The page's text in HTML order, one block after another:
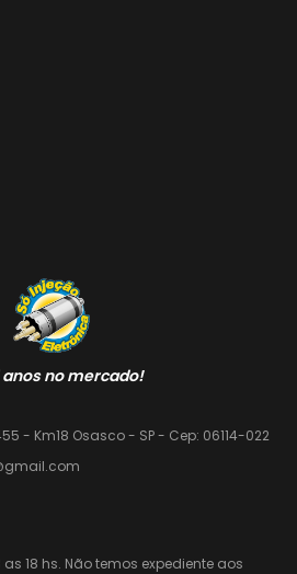
anos no mercado!
- Km18 Osasco - SP - Cep: 06114-022
18 hs. Não temos expediente aos